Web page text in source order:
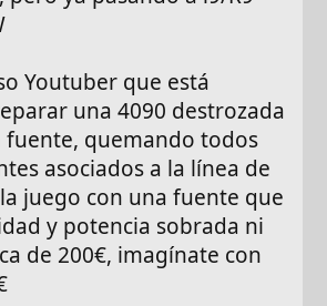
Youtuber que está
una 4090 destrozada
fuente, quemando todos
asociados a la línea de
juego con una fuente que
y potencia sobrada ni
de 200€, imagínate con